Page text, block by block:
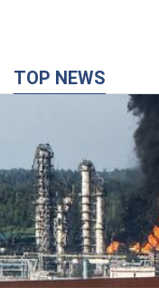
TOP NEWS